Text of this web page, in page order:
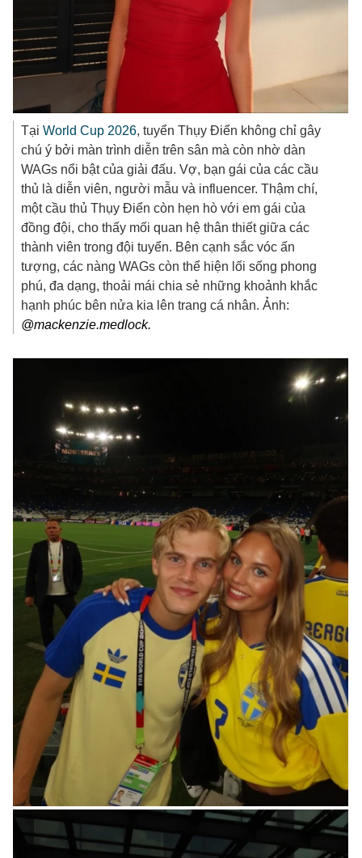
TạiWorld Cup 2026, tuyển Thụy Điển không chỉ gây
chú ý bởi màn trình diễn trên sân mà còn nhờ dàn
WAGs nổi bật của giải đấu. Vợ, bạn gái của các cầu
thủ là diễn viên, người mẫu và influencer. Thậm chí,
một cầu thủ Thụy Điển còn hẹn hò với em gái của
đồng đội, cho thấy mối quan hệ thân thiết giữa các
thành viên trong đội tuyển. Bên cạnh sắc vóc ấn
tượng, các nàng WAGs còn thể hiện lối sống phong
phú, đa dạng, thoải mái chia sẻ những khoảnh khắc
hạnh phúc bên nửa kia lên trang cá nhân. Ảnh:
@mackenzie.medlock.